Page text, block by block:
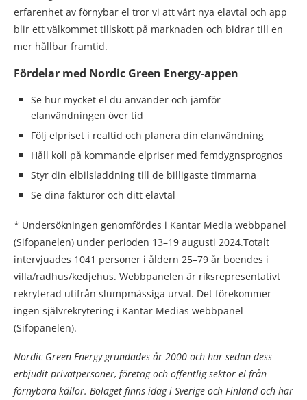
erfarenhet av förnybar el tror vi att vårt nya elavtal och app
blir ett välkommet tillskott på marknaden och bidrar till en
mer hållbar framtid.
Fördelar med Nordic Green Energy-appen
Se hur mycket el du använder och jämför
elanvändningen över tid
Följ elpriset i realtid och planera din elanvändning
Håll koll på kommande elpriser med femdygnsprognos
Styr din elbilsladdning till de billigaste timmarna
Se dina fakturor och ditt elavtal
* Undersökningen genomfördes i Kantar Media webbpanel
(Sifopanelen) under perioden 13–19 augusti 2024.Totalt
intervjuades 1041 personer i åldern 25–79 år boendes i
villa/radhus/kedjehus. Webbpanelen är riksrepresentativt
rekryterad utifrån slumpmässiga urval. Det förekommer
ingen självrekrytering i Kantar Medias webbpanel
(Sifopanelen).
Nordic Green Energy grundades år 2000 och har sedan dess
erbjudit privatpersoner, företag och offentlig sektor el från
förnybara källor. Bolaget finns idag i Sverige och Finland och har